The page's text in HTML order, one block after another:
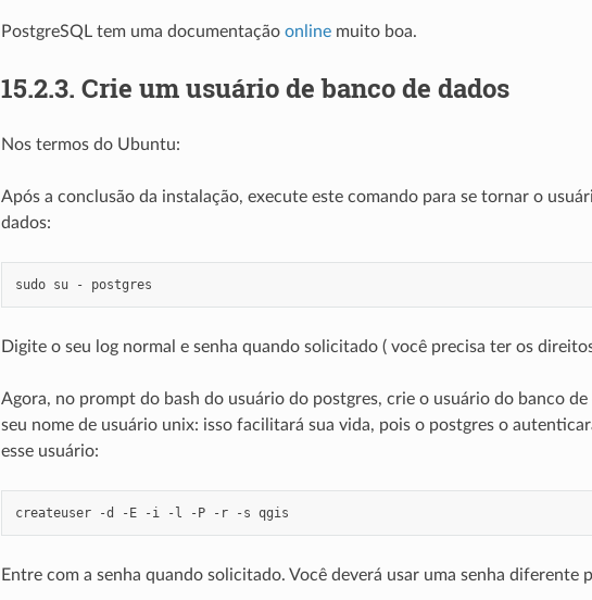
PostgreSQL tem uma documentação onlinemuito boa.
15.2.3. Crie um usuário de banco de dados
Nos termos do Ubuntu:
Após a conclusão da instalação, execute este comando para se tornar o
dados:
sudo su -
Digite o seu log normal e senha quando solicitado ( você precisa ter os
Agora, no prompt do bash do usuário do postgres, crie o usuário do banco
seu nome de usuário unix: isso facilitará sua vida, pois o postgres o
esse usuário:
createuser -d -E -i -l -P -r -s
Entre com a senha quando solicitado. Você deverá usar uma senha diferente